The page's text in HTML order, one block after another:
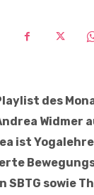
des
Widmer
ist
SBTG sowie